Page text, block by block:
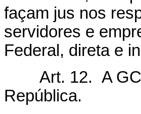
façam jus nos
servidores e
Federal, direta e
Art. 12. A GCE
República.